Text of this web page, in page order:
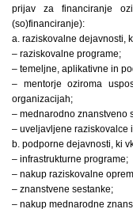
prijav za financiranje
(so)financiranje):
a. raziskovalne dejavnosti,
– raziskovalne programe;
– temeljne, aplikativne in
– mentorje oziroma
organizacijah;
– mednarodno znanstveno
– uveljavljene raziskovalce
b. podporne dejavnosti, ki
– infrastrukturne programe;
– nakup raziskovalne
– znanstvene sestanke;
– nakup mednarodne